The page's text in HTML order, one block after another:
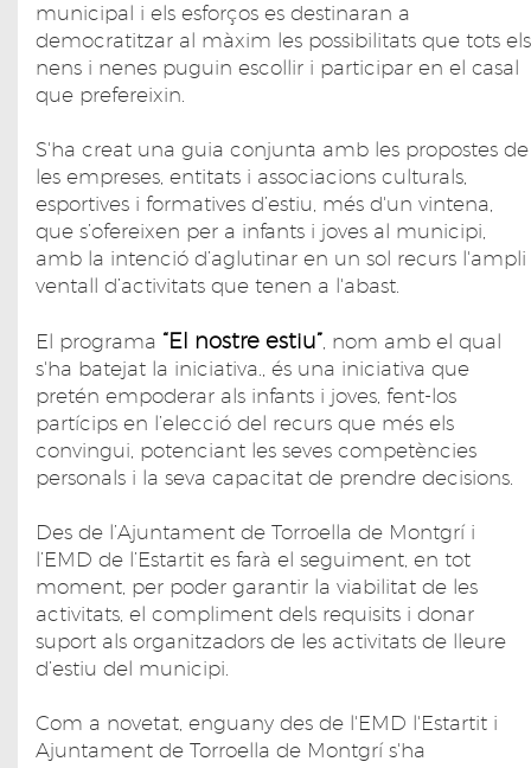
municipal i els esforços es destinaran a
democratitzar al màxim les possibilitats que tots els
nens i nenes puguin escollir i participar en el casal
que prefereixin.
S'ha creat una guia conjunta amb les propostes de
les empreses, entitats i associacions culturals,
esportives i formatives d’estiu, més d'un vintena,
que s’ofereixen per a infants i joves al municipi,
amb la intenció d’aglutinar en un sol recurs l'ampli
ventall d’activitats que tenen a l'abast.
El programa “El nostre estiu”, nom amb el qual
s'ha batejat la iniciativa., és una iniciativa que
pretén empoderar als infants i joves, fent-los
partícips en l’elecció del recurs que més els
convingui, potenciant les seves competències
personals i la seva capacitat de prendre decisions.
Des de l’Ajuntament de Torroella de Montgrí i
l’EMD de l’Estartit es farà el seguiment, en tot
moment, per poder garantir la viabilitat de les
activitats, el compliment dels requisits i donar
suport als organitzadors de les activitats de lleure
d’estiu del municipi.
Com a novetat, enguany des de l'EMD l'Estartit i
Ajuntament de Torroella de Montgrí s'ha